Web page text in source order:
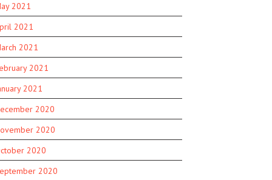
2021
2021
2021
2021
2021
2020
2020
2020
2020